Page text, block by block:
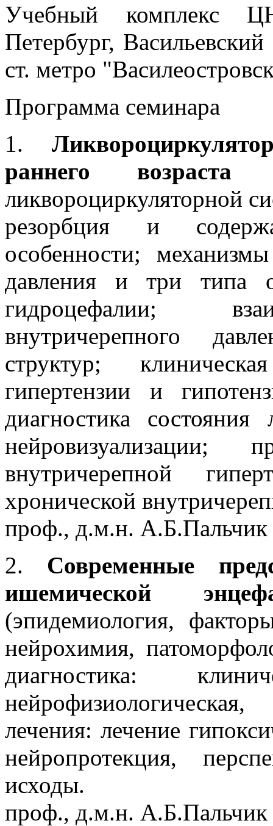
Учебный комплекс
Петербург,
ст. метро
Программа семинара
1.
раннего возраста
ликвороциркуляторной
резорбция и
особенности;
давления и три типа
гидроцефалии;
внутричерепного
структур;
гипертензии и
диагностика
нейровизуализации;
внутричерепной
хронической
проф., д.м.н. А.Б.Пальчик
2. Современные
ишемической
(эпидемиология,
нейрохимия,
диагностика:
лечения: лечение
нейропротекция,
исходы.
проф., д.м.н. А.Б.Пальчик